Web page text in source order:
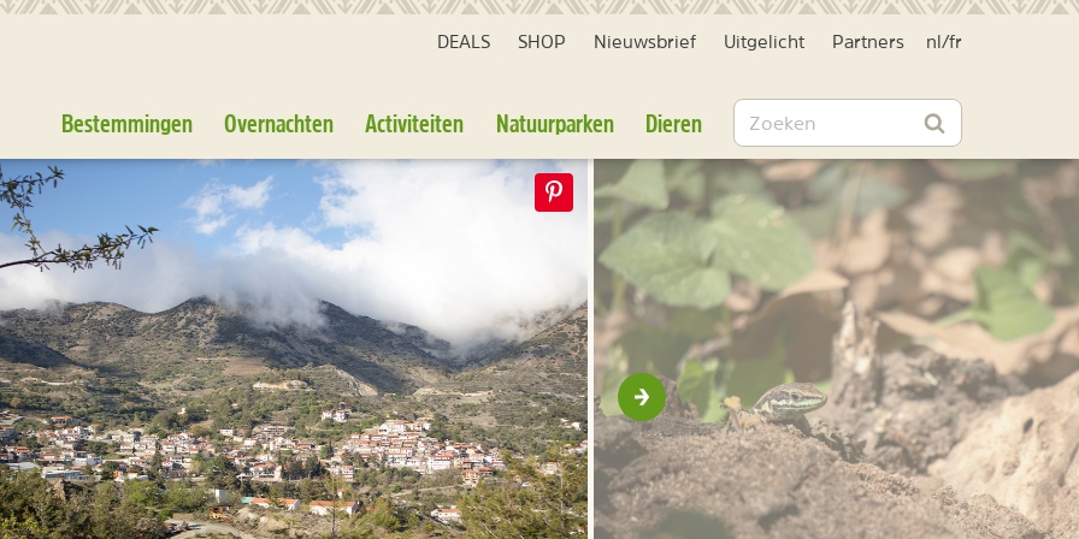
DEALS SHOP Nieuwsbrief Uitgelicht Partners nl /fr
Bestemmingen Overnachten Activiteiten Natuurparken Dieren Zoeken
Zoeken
Volgende